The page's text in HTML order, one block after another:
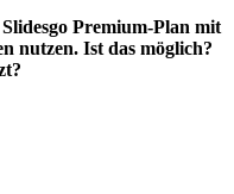
Premium-Plan mit
nutzen. Ist das möglich?